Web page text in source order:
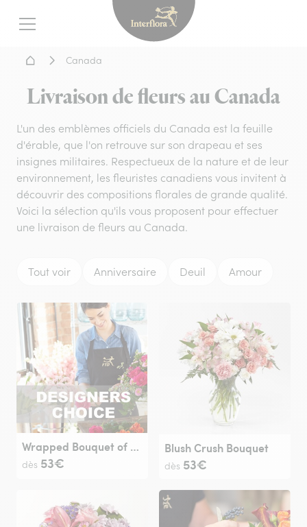
Menu
Interflora - livraison
Accueil - Livraison fleurs
Canada
Livraison de fleurs au Canada
L'un des emblèmes officiels du Canada est la feuille
d'érable, que l'on retrouve sur son drapeau et ses
insignes militaires. Respectueux de la nature et de leur
environnement, les fleuristes canadiens vous invitent à
découvrir des compositions florales de grande qualité.
Voici la sélection qu'ils vous proposent pour effectuer
une livraison de fleurs au Canada.
Tout voir Anniversaire Deuil Amour
Wrapped Bouquet of seasonal cut flowers
dès 53€
Blush Crush Bouquet
dès 53€